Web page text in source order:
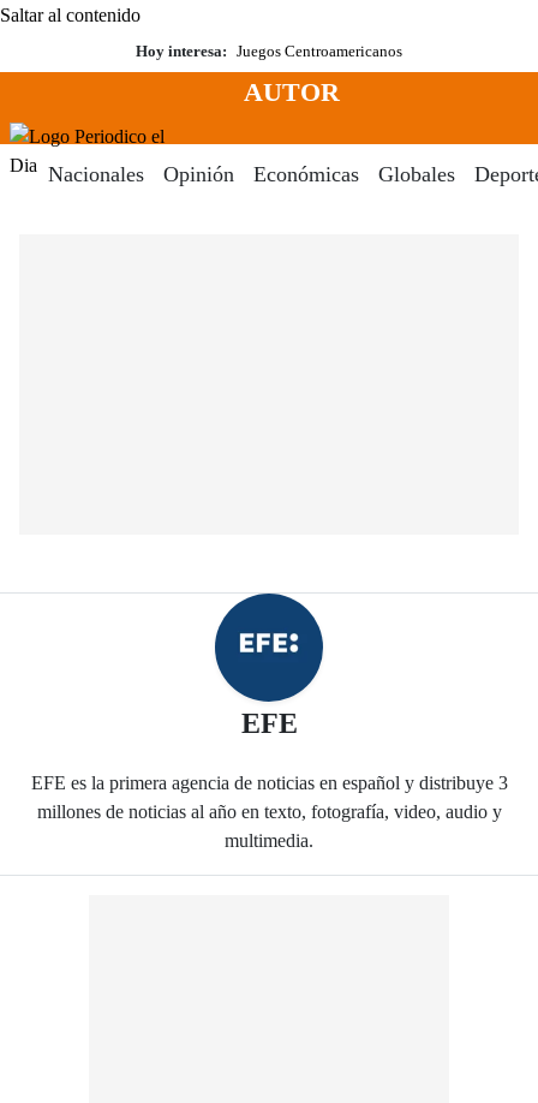
Saltar al contenido
Hoy interesa: Juegos Centroamericanos
Menú
AUTOR
Nacionales Opinión Económicas Globales
EFE- Periódico El Dia
EFE es la primera agencia de noticias en español y distribuye 3
millones de noticias al año en texto, fotografía, video, audio y
multimedia.